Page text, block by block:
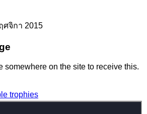
ศจิกา 2015
somewhere on the site to receive this.
trophies